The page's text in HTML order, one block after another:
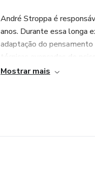
André Stroppa é
anos. Durante essa longa
adaptação do
técnicas avançadas de
mais dinâmico, não desistir
Mostrar mais